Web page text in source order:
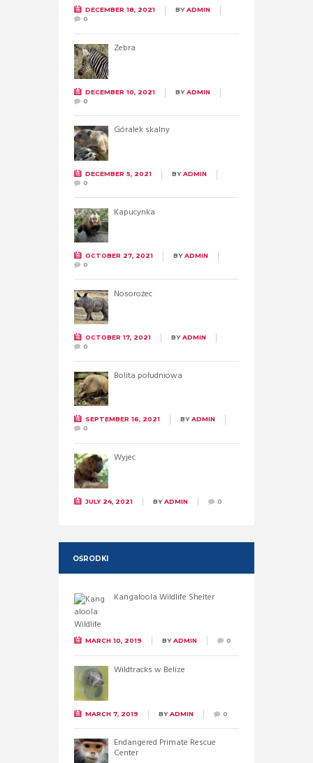
DECEMBER 18, 2021 BYADMIN
0
Zebra
DECEMBER 10, 2021 BYADMIN
0
Góralek skalny
DECEMBER 5, 2021 BYADMIN
0
Kapucynka
OCTOBER 27, 2021 BYADMIN
0
Nosorożec
OCTOBER 17, 2021 BYADMIN
0
Bolita południowa
SEPTEMBER 16, 2021 BYADMIN
0
Wyjec
JULY 24, 2021 BYADMIN 0
OŚRODKI
Kangaloola Wildlife Shelter
MARCH 10, 2019 BYADMIN 0
Wildtracks w Belize
MARCH 7, 2019 BYADMIN 0
Endangered Primate Rescue
Center